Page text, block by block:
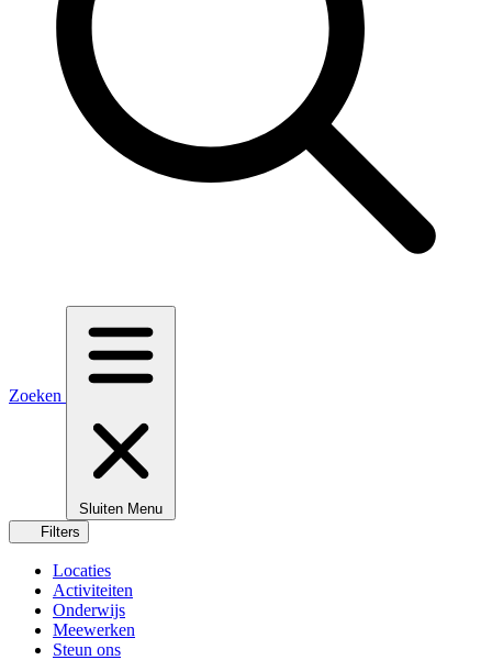
Zoeken
Sluiten Menu
Filters
Locaties
Activiteiten
Onderwijs
Meewerken
Steun ons